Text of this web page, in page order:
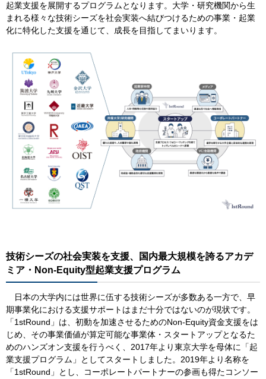
起業支援を展開するプログラムとなります。大学・研究機関から生
まれる様々な技術シーズを社会実装へ結びつけるための事業・起業
化に特化した支援を通じて、成長を目指してまいります。
技術シーズの社会実装を支援、国内最大規模を誇るアカデ
ミア・Non-Equity型起業支援プログラム
日本の大学内には世界に伍する技術シーズが多数ある一方で、早
期事業化における支援サポートはまだ十分ではないのが現状です。
「1stRound」は、初動を加速させるためのNon-Equity資金支援をは
じめ、その事業価値が算定可能な事業体・スタートアップとなるた
めのハンズオン支援を行うべく、2017年より東京大学を母体に「起
業支援プログラム」としてスタートしました。2019年より名称を
「1stRound」とし、コーポレートパートナーの参画も得たコンソー